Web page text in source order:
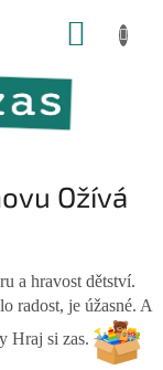
Ožívá
a hravost dětství.
radost, je úžasné. A
Hraj si zas.